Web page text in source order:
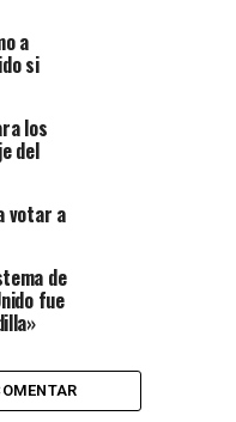
a
si
los
del
votar a
de
fue